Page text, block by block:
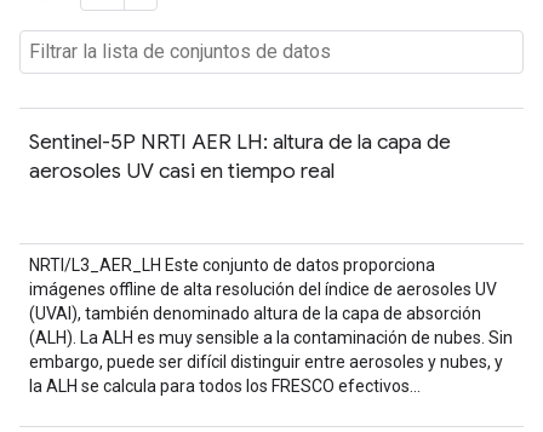
Sentinel-5P NRTI AER LH: altura de la capa de
aerosoles UV casi en tiempo real
NRTI/L3_AER_LH Este conjunto de datos proporciona
imágenes offline de alta resolución del índice de aerosoles UV
(UVAI), también denominado altura de la capa de absorción
(ALH). La ALH es muy sensible a la contaminación de nubes. Sin
embargo, puede ser difícil distinguir entre aerosoles y nubes, y
la ALH se calcula para todos los FRESCO efectivos…